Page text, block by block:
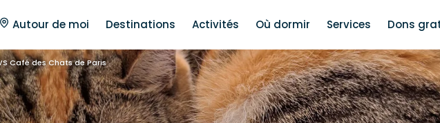
Autour de moi Destinations Activités Où dormir Services Dons
Café des Chats de Paris